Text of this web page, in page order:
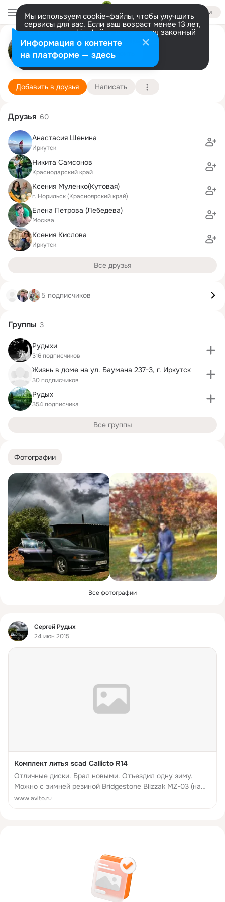
Войти
Мы используем cookie-файлы, чтобы улучшить
сервисы для вас. Если ваш возраст менее 13 лет,
настроить cookie-файлы должен ваш законный
представитель. Больше информации
Разрешить все Настроить
Сергей Рудых
Иркутск
6 октября (38 лет)
Жигаловская cредняя школаПодробнее
Добавить в друзья Написать
Фотографии
Все фотографии
Фид
Сергей Рудых
24 июн 2015
Комплект литья scad Callicto R14
Отличные диски. Брал новыми. Отъездил одну зиму.
Можно с зимней резиной Bridgestone Blizzak MZ-03 (на
одной шине грыжа) износ примерно 50% - 8500.
www.avito.ru
Друзья 60
Анастасия Шенина
Иркутск
Никита Самсонов
Краснодарский край
Ксения Муленко(Кутовая)
г. Норильск (Красноярский край)
Елена Петрова (Лебедева)
Москва
Ксения Кислова
Иркутск
Все друзья
5 подписчиков
Группы 3
Рудыхи
316 подписчиков
Жизнь в доме на ул. Баумана 237-3, г. Иркутск
30 подписчиков
Рудых
354 подписчика
Все группы
Информация о контенте
на платформе — здесь